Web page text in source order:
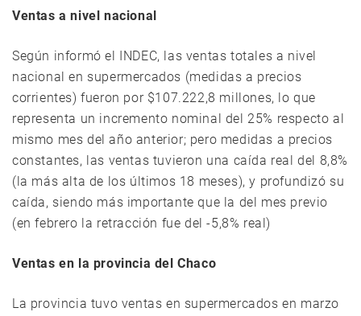
Ventas a nivel nacional
Según informó el INDEC, las ventas totales a nivel
nacional en supermercados (medidas a precios
corrientes) fueron por $107.222,8 millones, lo que
representa un incremento nominal del 25% respecto al
mismo mes del año anterior; pero medidas a precios
constantes, las ventas tuvieron una caída real del 8,8%
(la más alta de los últimos 18 meses), y profundizó su
caída, siendo más importante que la del mes previo
(en febrero la retracción fue del -5,8% real)
Ventas en la provincia del Chaco
La provincia tuvo ventas en supermercados en marzo